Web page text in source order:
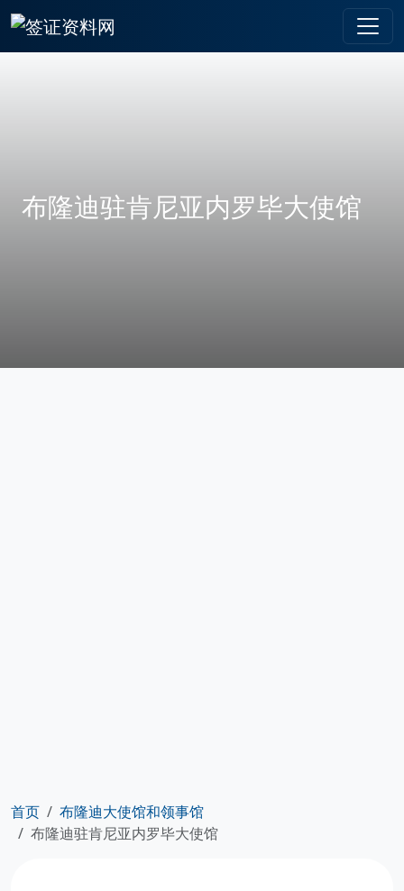
布隆迪驻肯尼亚内罗毕大使馆
首页
布隆迪大使馆和领事馆
布隆迪驻肯尼亚内罗毕大使馆